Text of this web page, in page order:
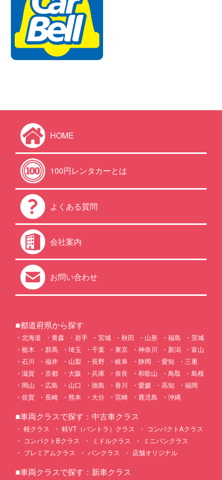
HOME
100円レンタカーとは
よくある質問
会社案内
お問い合わせ
■都道府県から探す
北海道 青森 岩手 宮城 秋田 山形 福島
茨城
栃木
群馬 埼玉 千葉 東京 神奈川 新潟
富山
石川
福井 山梨 長野 岐阜 静岡 愛知
三重
滋賀
京都 大阪 兵庫 奈良 和歌山 鳥取
島根
岡山
広島 山口 徳島 香川 愛媛 高知
福岡
佐賀
長崎 熊本 大分 宮崎 鹿児島 沖縄
■車両クラスで探す：中古車クラス
軽クラス 軽VT（バントラ）クラス
コンパクトAクラス
コンパクトBクラス
ミドルクラス
ミニバンクラス
プレミアムクラス
バンクラス 店舗オリジナル
■車両クラスで探す：新車クラス